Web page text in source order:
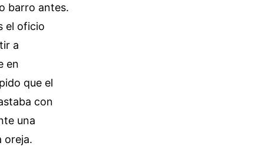
barro antes.
el oficio
a
en
que el
con
una
oreja.